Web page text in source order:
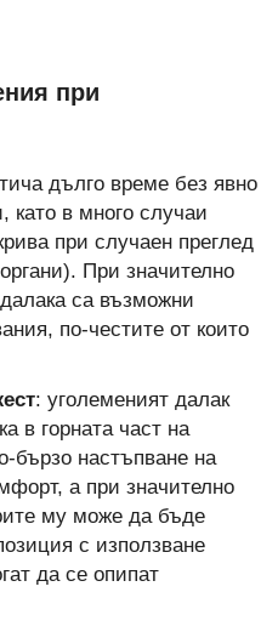
при
дълго време без явно
като в много случаи
при случаен преглед
При значително
са възможни
по-честите от които
: уголеменият далак
в горната част на
бързо настъпване на
а при значително
му може да бъде
с използване
да се опипат